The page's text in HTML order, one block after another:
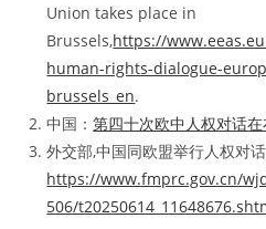
Union takes place in
Brussels,https://
human-rights-dialogue-
brussels_en.
中国：第四十次欧中人权对话
外交部,中国同欧盟举行人权对话
https://www.fmprc.gov.cn/
506/